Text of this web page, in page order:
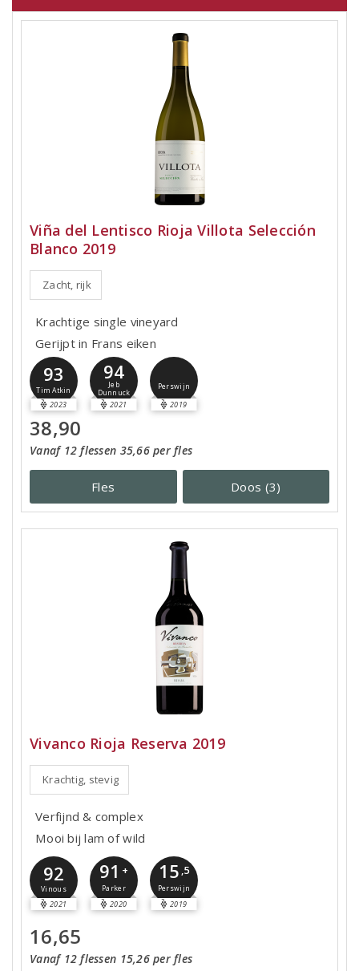
Viña del Lentisco Rioja Villota Selección
Blanco 2019
Zacht, rijk
Krachtige single vineyard
Gerijpt in Frans eiken
93
Tim Atkin
2023
94
Jeb
Dunnuck
2021
Perswijn
2019
38,90
Vanaf 12 flessen 35,66 per fles
Fles Doos (3)
Vivanco Rioja Reserva 2019
Krachtig, stevig
Verfijnd & complex
Mooi bij lam of wild
92
Vinous
2021
91 +
Parker
2020
15 ,5
Perswijn
2019
16,65
Vanaf 12 flessen 15,26 per fles